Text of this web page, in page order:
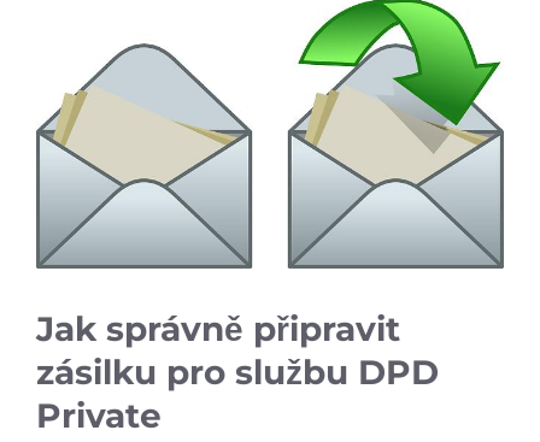
Jak správně připravit
zásilku pro službu DPD
Private